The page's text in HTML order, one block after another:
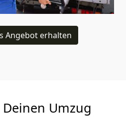
Angebot erhalten
Umzug